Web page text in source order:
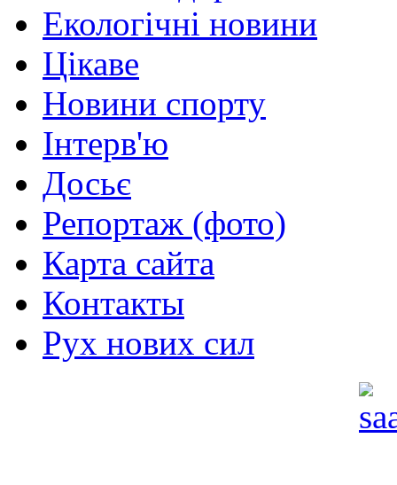
Екологічні новини
Цікаве
Новини спорту
Інтерв'ю
Досьє
Репортаж (фото)
Карта сайта
Контакты
Рух нових сил